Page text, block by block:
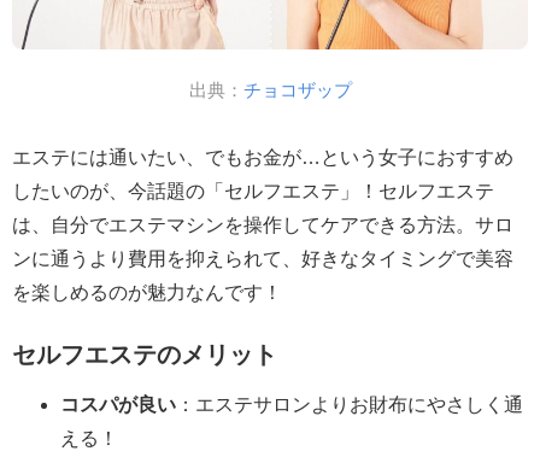
出典： チョコザップ
エステには通いたい、でもお金が…という女子におすすめ
したいのが、今話題の「セルフエステ」！セルフエステ
は、自分でエステマシンを操作してケアできる方法。サロ
ンに通うより費用を抑えられて、好きなタイミングで美容
を楽しめるのが魅力なんです！
セルフエステのメリット
コスパが良い ：エステサロンよりお財布にやさしく通
える！